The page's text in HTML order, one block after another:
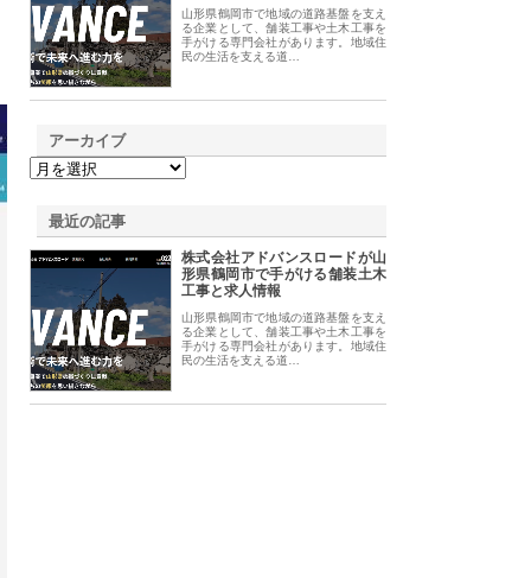
山形県鶴岡市で地域の道路基盤を支え
る企業として、舗装工事や土木工事を
手がける専門会社があります。地域住
民の生活を支える道…
アーカイブ
最近の記事
株式会社アドバンスロードが山
形県鶴岡市で手がける舗装土木
工事と求人情報
山形県鶴岡市で地域の道路基盤を支え
る企業として、舗装工事や土木工事を
手がける専門会社があります。地域住
民の生活を支える道…